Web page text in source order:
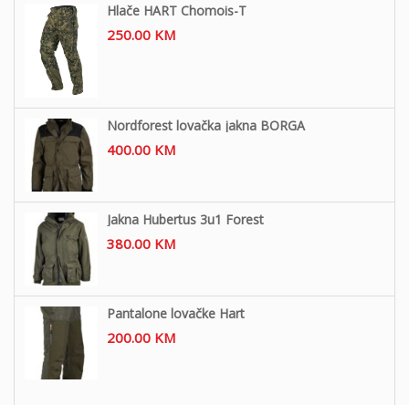
Hlače HART Chomois-T
250.00 KM
Nordforest lovačka jakna BORGA
400.00 KM
Jakna Hubertus 3u1 Forest
380.00 KM
Pantalone lovačke Hart
200.00 KM